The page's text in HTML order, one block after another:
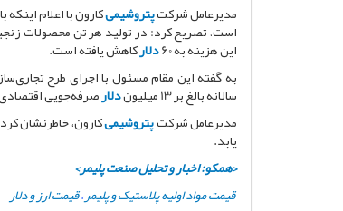
مدیرعامل شرکتپتروشیمی
است، تصریح کرد: در تولید هر تن محصولات
این هزینه به 60 دلارکاهش یافته است.
به گفته این مقام مسئول با اجرای طرح
سالانه بالغ بر 13 میلیون دلارصرفه‌جویی
مدیرعامل شرکتپتروشیمیکارون، خاطرنشان
یابد.
<همکو: اخبار و تحلیل صنعت پلیمر>
قیمت مواد اولیه پلاستیک و پلیمر،قیمت ارز و دلار